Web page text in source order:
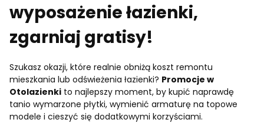
wyposażenie łazienki,
zgarniaj gratisy!
Szukasz okazji, które realnie obniżą koszt remontu
mieszkania lub odświeżenia łazienki? Promocje w
Otolazienki to najlepszy moment, by kupić naprawdę
tanio wymarzone płytki, wymienić armaturę na topowe
modele i cieszyć się dodatkowymi korzyściami.